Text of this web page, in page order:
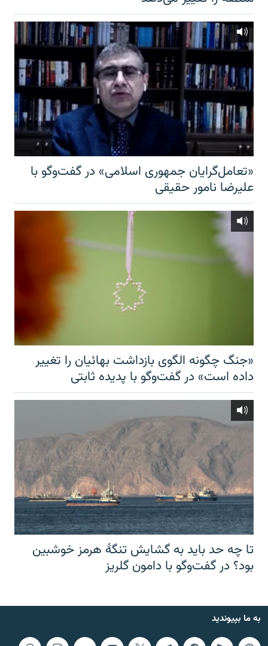
«تعامل‌گرایان جمهوری اسلامی» در گفت‌وگو با
علیرضا نامور حقیقی
«جنگ چگونه الگوی بازداشت بهائیان را تغییر
داده است» در گفت‌وگو با پدیده ثابتی
تا چه حد باید به گشایش تنگهٔ هرمز خوشبین
بود؟ در گفت‌وگو با دامون گلریز
به ما بپیوندید